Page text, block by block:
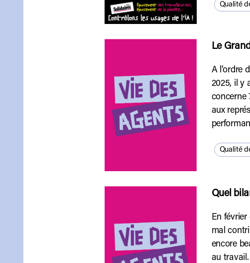
Qualité
Le
A l’ordre
2025, il y
concerne
aux
Qualité
Quel
En
mal
encore
au travail.